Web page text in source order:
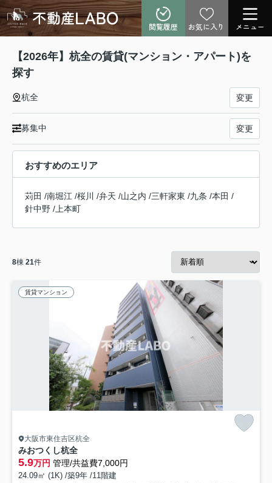
閲覧履歴 お気に入り メニュー
【2026年】杭全の賃貸(マンション・アパート)を
探す
杭全 変更
募集中 変更
おすすめのエリア
苅田 /南堀江 /桜川 /弁天 /山之内 /三軒家東 /九条 /本田 /
針中野 / 上本町
8棟 21件
賃貸マンション
大阪市東住吉区杭全
みおつくし杭全
5.9万円 管理/共益費7,000円
24.09㎡ (1K) /築9年 /11階建